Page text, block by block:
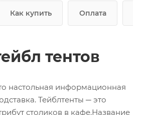
Как купить Оплата
тентов
настольная информационная
Тейблтенты ─ это
столиков в кафе.Название